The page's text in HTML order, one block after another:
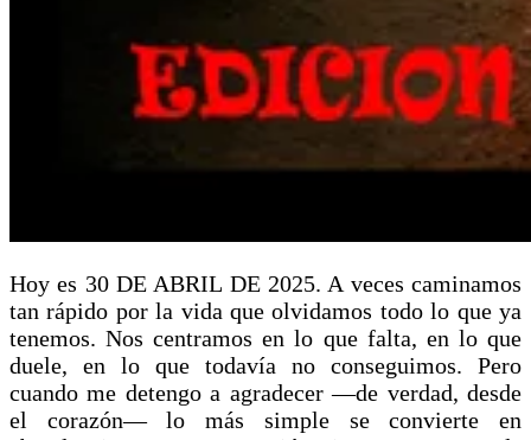
Hoy es 30 DE ABRIL DE 2025. A veces caminamos
tan rápido por la vida que olvidamos todo lo que ya
tenemos. Nos centramos en lo que falta, en lo que
duele, en lo que todavía no conseguimos. Pero
cuando me detengo a agradecer —de verdad, desde
el corazón— lo más simple se convierte en